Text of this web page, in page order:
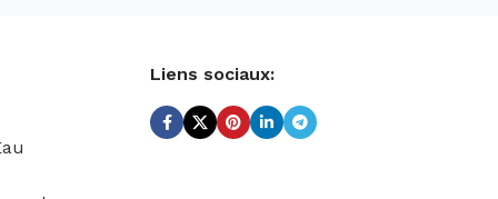
Liens sociaux: